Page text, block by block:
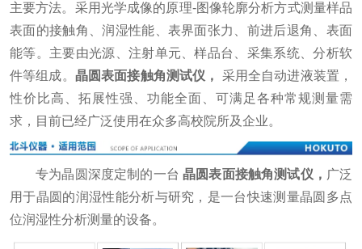
主要方法。采用光学成像的原理-图像轮廓分析方式测量样品
表面的接触角、润湿性能、表界面张力、前进后退角、表面
能等。主要由光源、注射单元、样品台、采集系统、分析软
件等组成。 晶圆表面接触角测试仪 ，
采用全自动进液装置，
性价比高、拓展性强、功能全面、可满足各种常规测量需
求，目前已经广泛使用在众多高校院所及企业。
专为晶圆深度定制的一台 晶圆表面接触角测试仪 ， 广泛
用于晶圆的润湿性能分析与研究，是一台快速测量晶圆多点
位润湿性分析测量的设备。